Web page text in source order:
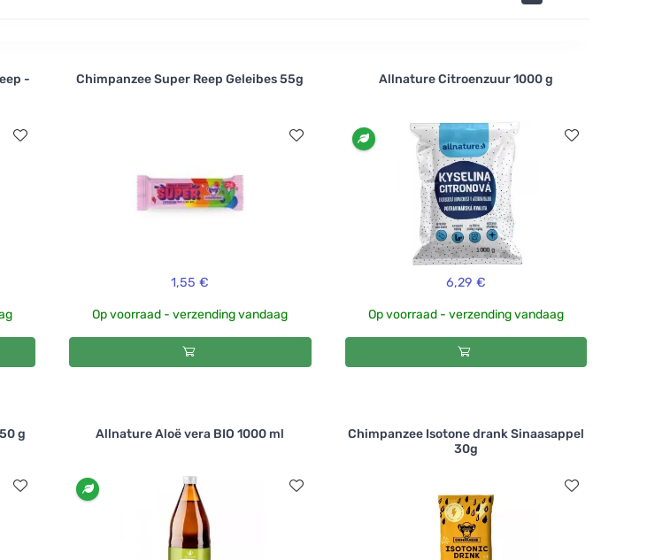
-
Chimpanzee Super Reep Geleibes 55g
1,55 €
Op voorraad - verzending vandaag
Allnature Citroenzuur 1000 g
6,29 €
Op voorraad - verzending vandaag
g Allnature Aloë vera BIO 1000 ml
Chimpanzee Isotone drank Sinaasappel
30g